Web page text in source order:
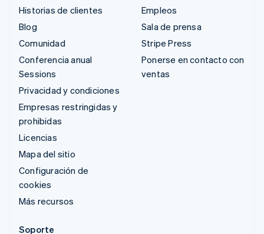
Historias de clientes
Blog
Comunidad
Conferencia anual
Sessions
Privacidad y condiciones
Empresas restringidas y
prohibidas
Licencias
Mapa del sitio
Configuración de
cookies
Más recursos
Empleos
Sala de prensa
Stripe Press
Ponerse en contacto con
ventas
Soporte